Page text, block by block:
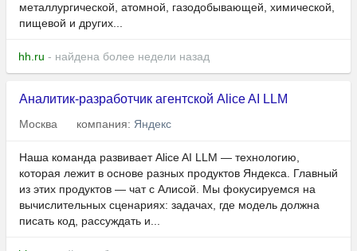
металлургической, атомной, газодобывающей, химической,
пищевой и других...
hh.ru - найдена более недели назад
Аналитик-разработчик агентской Alice AI LLM
Москва компания: Яндекс
Наша команда развивает Alice AI LLM — технологию,
которая лежит в основе разных продуктов Яндекса. Главный
из этих продуктов — чат с Алисой. Мы фокусируемся на
вычислительных сценариях: задачах, где модель должна
писать код, рассуждать и...